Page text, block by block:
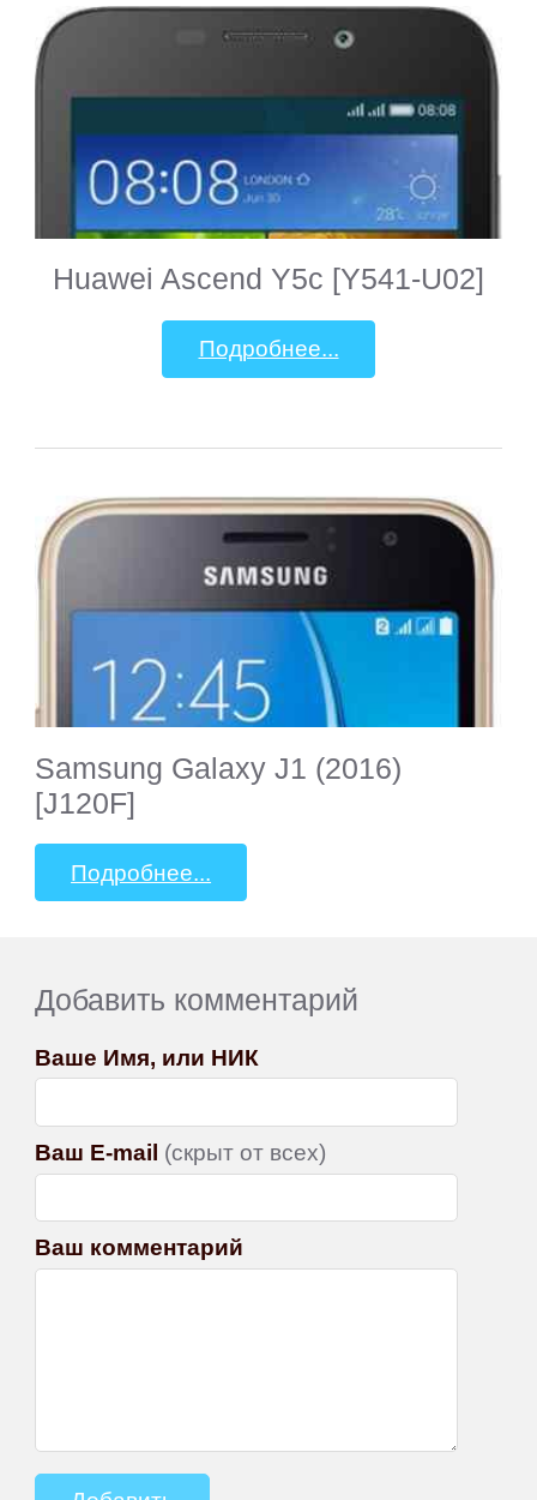
Huawei Ascend Y5c [Y541-U02]
Подробнее...
Samsung Galaxy J1 (2016)
[J120F]
Подробнее...
Добавить комментарий
Ваше Имя, или НИК
Ваш E-mail (скрыт от всех)
Ваш комментарий